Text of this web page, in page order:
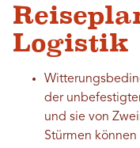
Logistik
der
und sie von
Stürmen